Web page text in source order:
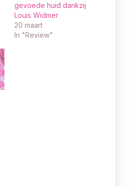
gevoede huid dankzij
Louis Widmer
20 maart
In "Review"